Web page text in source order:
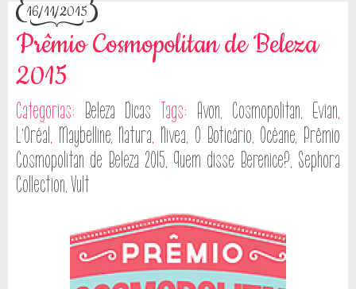
16/11/2015
Prêmio Cosmopolitan de Beleza
2015
Categorias: Beleza Dicas Tags: Avon, Cosmopolitan, Evian,
L'Oréal, Maybelline, Natura, Nivea, O Boticário, Océane, Prêmio
Cosmopolitan de Beleza 2015, Quem disse Berenice?, Sephora
Collection,Vult